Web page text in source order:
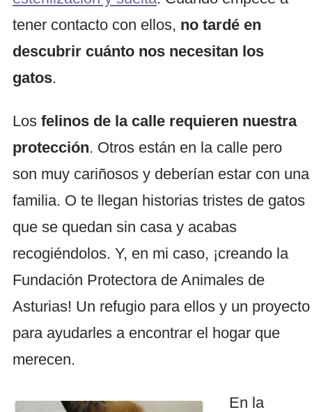
tener contacto con ellos, no tardé en
descubrir cuánto nos necesitan los
gatos.
Los felinos de la calle requieren nuestra
protección. Otros están en la calle pero
son muy cariñosos y deberían estar con una
familia. O te llegan historias tristes de gatos
que se quedan sin casa y acabas
recogiéndolos. Y, en mi caso, ¡creando la
Fundación Protectora de Animales de
Asturias! Un refugio para ellos y un proyecto
para ayudarles a encontrar el hogar que
merecen.
En la